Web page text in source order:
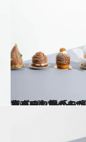
2022.11.16
東京の名物「モンブラン」5選 スイーツ芸人・スイーツなかのが厳選 モンブラン好きも唸る逸品集めました
グルメ